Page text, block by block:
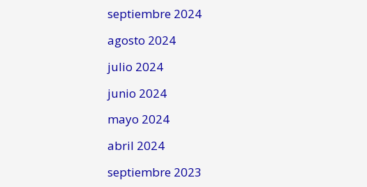
septiembre 2024
agosto 2024
julio 2024
junio 2024
mayo 2024
abril 2024
septiembre 2023